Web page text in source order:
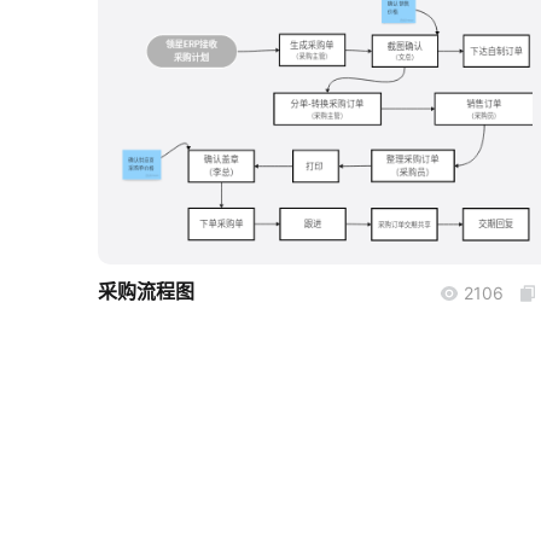
boardmix
采购流程图 2106